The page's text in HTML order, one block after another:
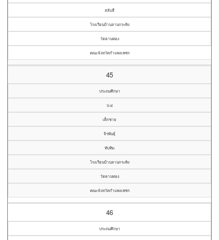
สลับสี
โรงเรียนบ้านลานกระทิง
วัดลานทอง
คณะจังหวัดกำแพงเพชร
45
ประถมศึกษา
ป.๔
เด็กชาย
จิรพันธุ์
ทับทิม
โรงเรียนบ้านลานกระทิง
วัดลานทอง
คณะจังหวัดกำแพงเพชร
46
ประถมศึกษา